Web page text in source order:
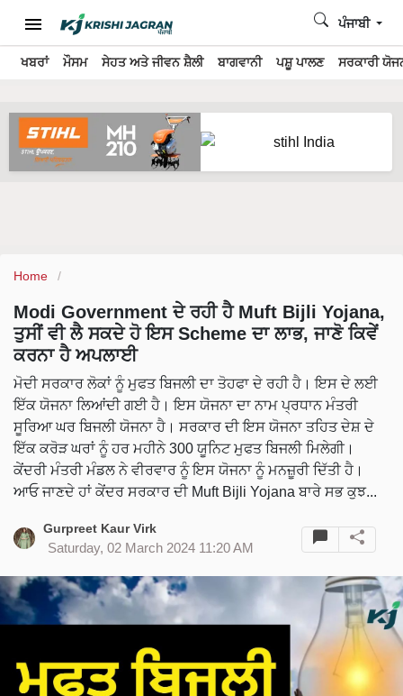
ਖਬਰਾਂ ਮੌਸਮ ਸੇਹਤ ਅਤੇ ਜੀਵਨ ਸ਼ੈਲੀ ਬਾਗਵਾਨੀ ਪਸ਼ੂ ਪਾਲਣ ਸਰਕਾਰੀ
ਪੰਜਾਬੀ
Home
Modi Government ਦੇ ਰਹੀ ਹੈ Muft Bijli Yojana,
ਤੁਸੀਂ ਵੀ ਲੈ ਸਕਦੇ ਹੋ ਇਸ Scheme ਦਾ ਲਾਭ, ਜਾਣੋ ਕਿਵੇਂ
ਕਰਨਾ ਹੈ ਅਪਲਾਈ
ਮੋਦੀ ਸਰਕਾਰ ਲੋਕਾਂ ਨੂੰ ਮੁਫਤ ਬਿਜਲੀ ਦਾ ਤੋਹਫਾ ਦੇ ਰਹੀ ਹੈ। ਇਸ ਦੇ ਲਈ
ਇੱਕ ਯੋਜਨਾ ਲਿਆਂਦੀ ਗਈ ਹੈ। ਇਸ ਯੋਜਨਾ ਦਾ ਨਾਮ ਪ੍ਰਧਾਨ ਮੰਤਰੀ
ਸੂਰਿਆ ਘਰ ਬਿਜਲੀ ਯੋਜਨਾ ਹੈ। ਸਰਕਾਰ ਦੀ ਇਸ ਯੋਜਨਾ ਤਹਿਤ ਦੇਸ਼ ਦੇ
ਇੱਕ ਕਰੋੜ ਘਰਾਂ ਨੂੰ ਹਰ ਮਹੀਨੇ 300 ਯੂਨਿਟ ਮੁਫਤ ਬਿਜਲੀ ਮਿਲੇਗੀ।
ਕੇਂਦਰੀ ਮੰਤਰੀ ਮੰਡਲ ਨੇ ਵੀਰਵਾਰ ਨੂੰ ਇਸ ਯੋਜਨਾ ਨੂੰ ਮਨਜ਼ੂਰੀ ਦਿੱਤੀ ਹੈ।
ਆਓ ਜਾਣਦੇ ਹਾਂ ਕੇਂਦਰ ਸਰਕਾਰ ਦੀ Muft Bijli Yojana ਬਾਰੇ ਸਭ ਕੁਝ...
Gurpreet Kaur Virk
Saturday, 02 March 2024 11:20 AM